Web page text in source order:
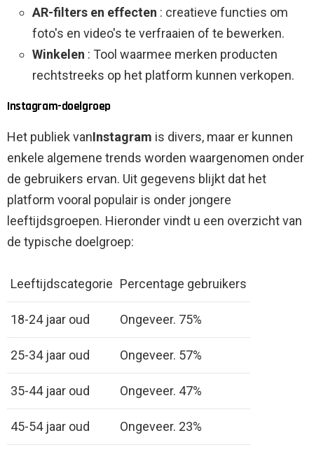
AR-filters en effecten : creatieve functies om
foto's en video's te verfraaien of te bewerken.
Winkelen : Tool waarmee merken producten
rechtstreeks op het platform kunnen verkopen.
Instagram-doelgroep
Het publiek vanInstagram is divers, maar er kunnen
enkele algemene trends worden waargenomen onder
de gebruikers ervan. Uit gegevens blijkt dat het
platform vooral populair is onder jongere
leeftijdsgroepen. Hieronder vindt u een overzicht van
de typische doelgroep:
Leeftijdscategorie Percentage gebruikers
18-24 jaar oud Ongeveer. 75%
25-34 jaar oud Ongeveer. 57%
35-44 jaar oud Ongeveer. 47%
45-54 jaar oud Ongeveer. 23%